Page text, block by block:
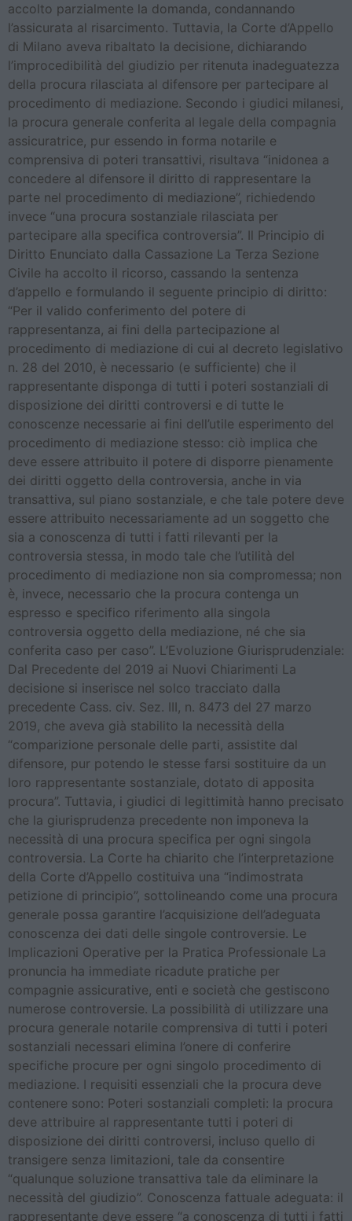
accolto parzialmente la domanda, condannando
l’assicurata al risarcimento. Tuttavia, la Corte d’Appello
di Milano aveva ribaltato la decisione, dichiarando
l’improcedibilità del giudizio per ritenuta inadeguatezza
della procura rilasciata al difensore per partecipare al
procedimento di mediazione. Secondo i giudici milanesi,
la procura generale conferita al legale della compagnia
assicuratrice, pur essendo in forma notarile e
comprensiva di poteri transattivi, risultava “inidonea a
concedere al difensore il diritto di rappresentare la
parte nel procedimento di mediazione”, richiedendo
invece “una procura sostanziale rilasciata per
partecipare alla specifica controversia”. Il Principio di
Diritto Enunciato dalla Cassazione La Terza Sezione
Civile ha accolto il ricorso, cassando la sentenza
d’appello e formulando il seguente principio di diritto:
“Per il valido conferimento del potere di
rappresentanza, ai fini della partecipazione al
procedimento di mediazione di cui al decreto legislativo
n. 28 del 2010, è necessario (e sufficiente) che il
rappresentante disponga di tutti i poteri sostanziali di
disposizione dei diritti controversi e di tutte le
conoscenze necessarie ai fini dell’utile esperimento del
procedimento di mediazione stesso: ciò implica che
deve essere attribuito il potere di disporre pienamente
dei diritti oggetto della controversia, anche in via
transattiva, sul piano sostanziale, e che tale potere deve
essere attribuito necessariamente ad un soggetto che
sia a conoscenza di tutti i fatti rilevanti per la
controversia stessa, in modo tale che l’utilità del
procedimento di mediazione non sia compromessa; non
è, invece, necessario che la procura contenga un
espresso e specifico riferimento alla singola
controversia oggetto della mediazione, né che sia
conferita caso per caso”. L’Evoluzione Giurisprudenziale:
Dal Precedente del 2019 ai Nuovi Chiarimenti La
decisione si inserisce nel solco tracciato dalla
precedente Cass. civ. Sez. III, n. 8473 del 27 marzo
2019, che aveva già stabilito la necessità della
“comparizione personale delle parti, assistite dal
difensore, pur potendo le stesse farsi sostituire da un
loro rappresentante sostanziale, dotato di apposita
procura”. Tuttavia, i giudici di legittimità hanno precisato
che la giurisprudenza precedente non imponeva la
necessità di una procura specifica per ogni singola
controversia. La Corte ha chiarito che l’interpretazione
della Corte d’Appello costituiva una “indimostrata
petizione di principio”, sottolineando come una procura
generale possa garantire l’acquisizione dell’adeguata
conoscenza dei dati delle singole controversie. Le
Implicazioni Operative per la Pratica Professionale La
pronuncia ha immediate ricadute pratiche per
compagnie assicurative, enti e società che gestiscono
numerose controversie. La possibilità di utilizzare una
procura generale notarile comprensiva di tutti i poteri
sostanziali necessari elimina l’onere di conferire
specifiche procure per ogni singolo procedimento di
mediazione. I requisiti essenziali che la procura deve
contenere sono: Poteri sostanziali completi: la procura
deve attribuire al rappresentante tutti i poteri di
disposizione dei diritti controversi, incluso quello di
transigere senza limitazioni, tale da consentire
“qualunque soluzione transattiva tale da eliminare la
necessità del giudizio”. Conoscenza fattuale adeguata: il
rappresentante deve essere “a conoscenza di tutti i fatti